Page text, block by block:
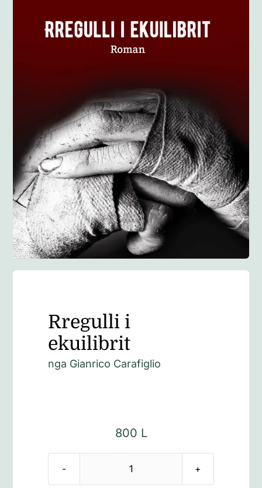
Anglisht
Evente
Blog
Rregulli i
ekuilibrit
nga Gianrico Carafiglio
800 L
Sasi